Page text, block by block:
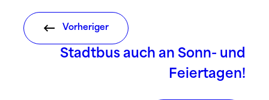
Vorheriger
Stadtbus auch an Sonn- und
Feiertagen!